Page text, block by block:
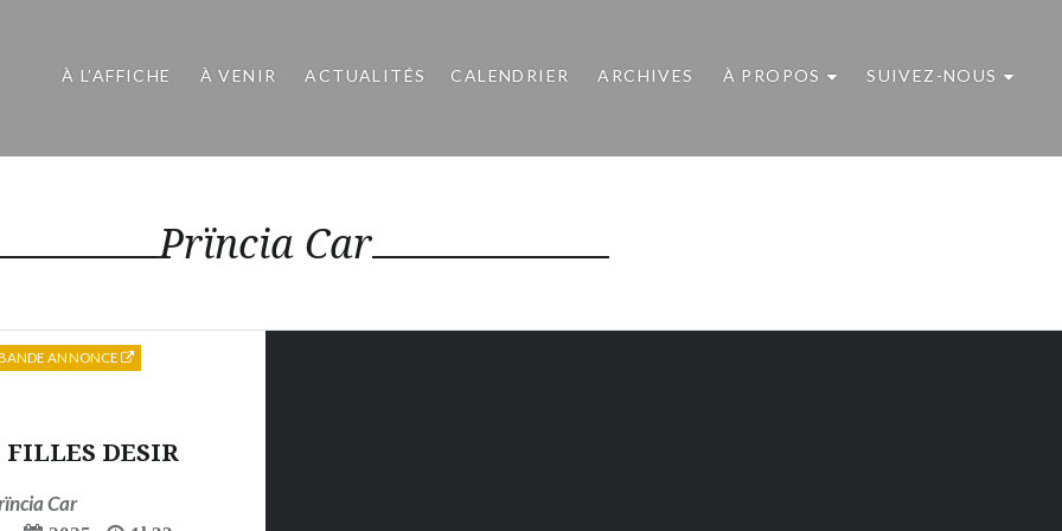
À L’AFFICHE À VENIR ACTUALITÉS CALENDRIER ARCHIVES À PROPOS SUIVEZ-NOUS
Prïncia Car
FILLES DESIR
Car
ANNONCE